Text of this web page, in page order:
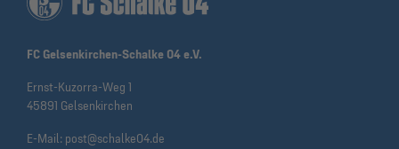
FC Gelsenkirchen-Schalke 04 e.V.
Ernst-Kuzorra-Weg 1
45891 Gelsenkirchen
E-Mail: post@schalke04.de